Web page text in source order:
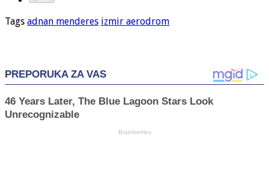
Tags adnan menderes izmir aerodrom